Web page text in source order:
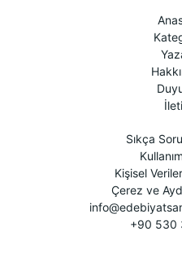
Sıkça
Kişisel
Çerez ve
+90 530